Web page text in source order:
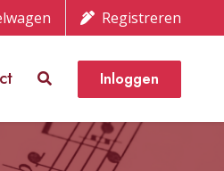
Registreren
Inloggen